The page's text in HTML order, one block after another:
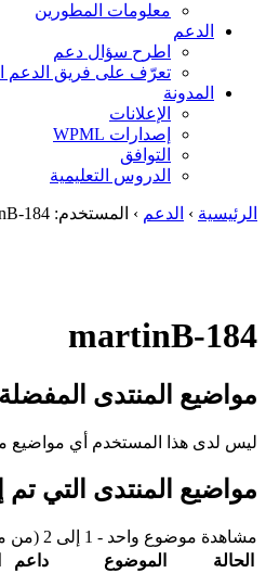
معلومات المطورين
الدعم
اطرح سؤال دعم
تعرّف على فريق الدعم
المدونة
الإعلانات
إصدارات WPML
التوافق
الدروس التعليمية
الرئيسية › الدعم › المستخدم: martinB-184
martinB-184
مواضيع المنتدى المفضلة
ليس لدى هذا المستخدم أي مواضيع
مواضيع المنتدى التي تم
مشاهدة موضوع واحد - 1 إلى 2 (من مجموع 2)
الحالة
الموضوع داعم